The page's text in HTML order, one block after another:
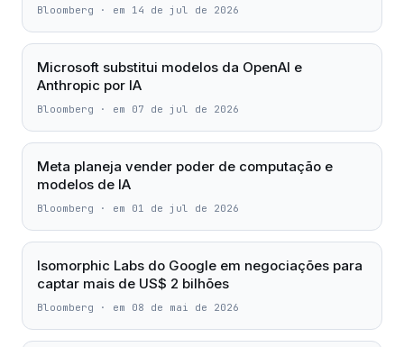
Bloomberg · em 14 de jul de 2026
Microsoft substitui modelos da OpenAI e
Anthropic por IA
Bloomberg · em 07 de jul de 2026
Meta planeja vender poder de computação e
modelos de IA
Bloomberg · em 01 de jul de 2026
Isomorphic Labs do Google em negociações para
captar mais de US$ 2 bilhões
Bloomberg · em 08 de mai de 2026